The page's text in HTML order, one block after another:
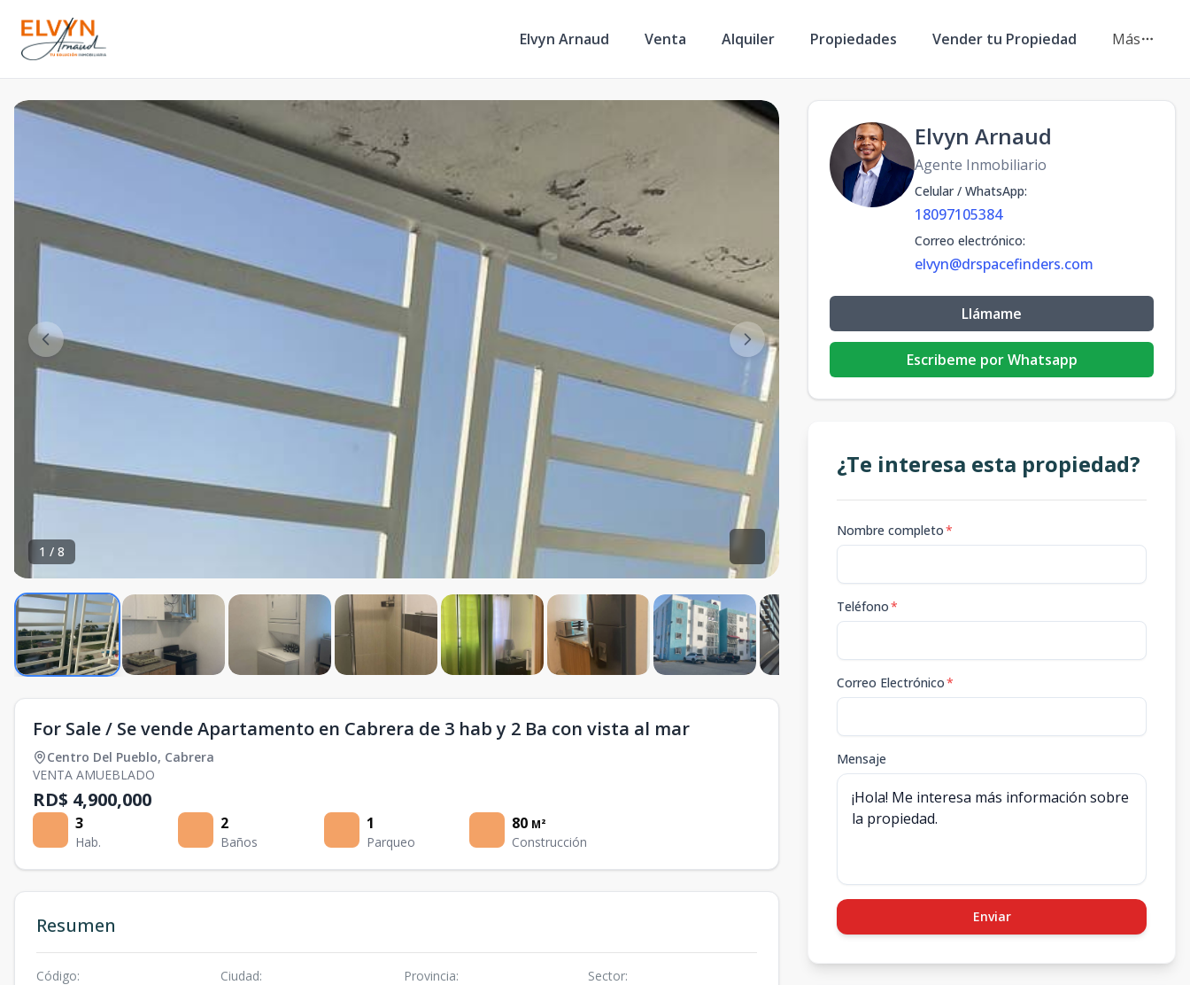
Elvyn Arnaud Venta Alquiler Propiedades Vender tu Propiedad Más
1 / 8
For Sale / Se vende Apartamento en Cabrera de 3 hab y 2 Ba con vista al mar
Centro Del Pueblo, Cabrera
VENTA AMUEBLADO
RD$ 4,900,000
3
Hab.
2
Baños
1
Parqueo
80 M²
Construcción
Resumen
Código: Ciudad: Provincia: Sector:
Elvyn Arnaud
Agente Inmobiliario
Celular / WhatsApp:
18097105384
Correo electrónico:
elvyn@drspacefinders.com
Llámame
Escribeme por Whatsapp
¿Te interesa esta propiedad?
Nombre completo*
Teléfono*
Correo Electrónico*
Mensaje
Enviar